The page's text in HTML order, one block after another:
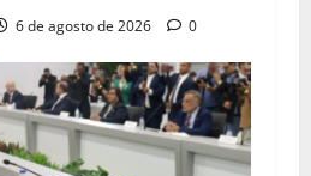
6 de agosto de 2026 0